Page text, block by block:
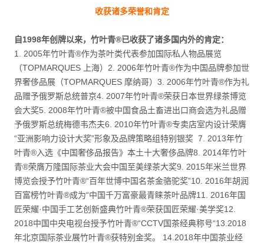
收获诸多荣誉和肯定
自1998年创牌以来，竹叶青®已收获了诸多国内外的肯定：
1. 2005年竹叶青®作为茶叶类代表参加国际私人物品展览
（TOPMARQUES 上海）2. 2006年竹叶青®作为中国品牌参加世
界奢侈品展（TOPMARQUES 摩纳哥）3. 2006年竹叶青®作为礼
品赠予俄罗斯总统普京4. 2007年竹叶青®荣获日本世界绿茶博览
会大奖5. 2008年竹叶青®被中国食品土畜进出口商会选为礼品赠
予俄罗斯总统梅德韦杰夫6. 2010年竹叶青®专卖店室内设计荣膺
“亚洲影响力设计大奖”形象及品牌策略组特别银奖 7. 2013年竹
叶青®入选《中国奢侈品报告》本土十大奢侈品牌8. 2014年竹叶
青®荣膺万隆国际茶业大会中国至美绿茶大奖9. 2015年米兰世界
博览会授予竹叶青®“百年世博中国名茶金骆驼奖”10. 2016年胡润
百富榜竹叶青®成为“中国千万富豪最青睐茶叶品牌11. 2016年国
匠荣耀·中国手工艺创新盛典竹叶青®荣获国匠荣耀·美学奖12.
2018中国中央电视台授予竹叶青®“CCTV国茶经典称号“13.2018
年北京国际茶业展竹叶青®获特别金奖。 14.2018年中国茶业经